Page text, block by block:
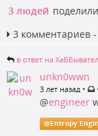
3 людей
3 комментариев
в ответ на
unkn0wwn
3 лет назад •
@engineer
@Entropy